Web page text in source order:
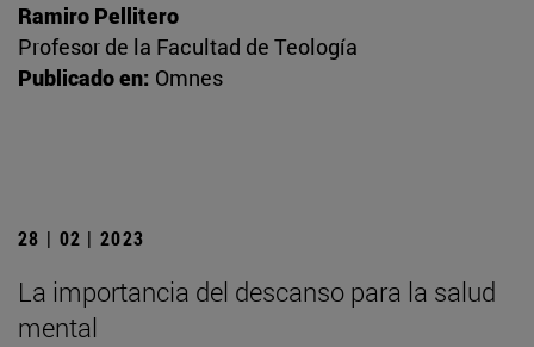
Ramiro Pellitero
Profesor de la Facultad de Teología
Publicado en: Omnes
28 | 02 | 2023
La importancia del descanso para la salud
mental